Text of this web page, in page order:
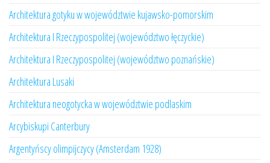
Architektura gotyku w województwie kujawsko-pomorskim
Architektura I Rzeczypospolitej (województwo łęczyckie)
Architektura I Rzeczypospolitej (województwo poznańskie)
Architektura Lusaki
Architektura neogotycka w województwie podlaskim
Arcybiskupi Canterbury
Argentyńscy olimpijczycy (Amsterdam 1928)